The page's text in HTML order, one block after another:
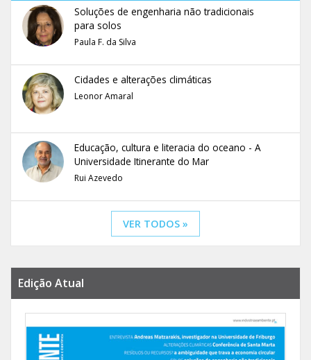
Soluções de engenharia não tradicionais
para solos
Paula F. da Silva
Cidades e alterações climáticas
Leonor Amaral
Educação, cultura e literacia do oceano - A
Universidade Itinerante do Mar
Rui Azevedo
VER TODOS »
Edição Atual